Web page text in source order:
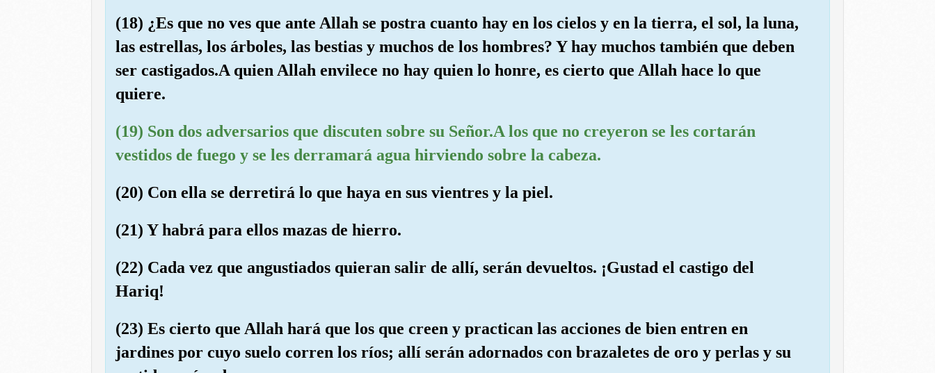
(18) ¿Es que no ves que ante Allah se postra cuanto hay en los cielos y en la tierra, el sol, la luna,
las estrellas, los árboles, las bestias y muchos de los hombres? Y hay muchos también que deben
ser castigados.A quien Allah envilece no hay quien lo honre, es cierto que Allah hace lo que
quiere.
(19) Son dos adversarios que discuten sobre su Señor.A los que no creyeron se les cortarán
vestidos de fuego y se les derramará agua hirviendo sobre la cabeza.
(20) Con ella se derretirá lo que haya en sus vientres y la piel.
(21) Y habrá para ellos mazas de hierro.
(22) Cada vez que angustiados quieran salir de allí, serán devueltos. ¡Gustad el castigo del
Hariq!
(23) Es cierto que Allah hará que los que creen y practican las acciones de bien entren en
jardines por cuyo suelo corren los ríos; allí serán adornados con brazaletes de oro y perlas y su